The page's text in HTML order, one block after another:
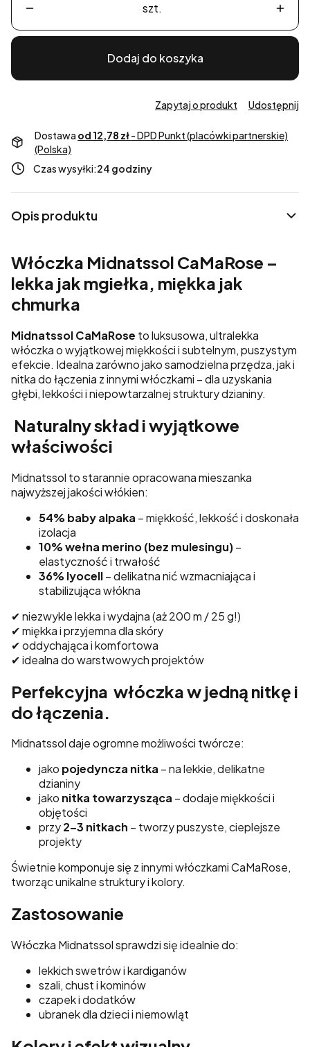
szt.
Dodaj do koszyka
Zapytaj o produkt Udostępnij
Dostawa od 12,78 zł- DPD Punkt (placówki partnerskie)
(Polska)
Czas wysyłki:24 godziny
Opis produktu
Włóczka Midnatssol CaMaRose –
lekka jak mgiełka, miękka jak
chmurka
Midnatssol CaMaRose to luksusowa, ultralekka
włóczka o wyjątkowej miękkości i subtelnym, puszystym
efekcie. Idealna zarówno jako samodzielna przędza, jak i
nitka do łączenia z innymi włóczkami – dla uzyskania
głębi, lekkości i niepowtarzalnej struktury dzianiny.
Naturalny skład i wyjątkowe
właściwości
Midnatssol to starannie opracowana mieszanka
najwyższej jakości włókien:
54% baby alpaka – miękkość, lekkość i doskonała
izolacja
10% wełna merino (bez mulesingu)–
elastyczność i trwałość
36% lyocell– delikatna nić wzmacniająca i
stabilizująca włókna
✔ niezwykle lekka i wydajna (aż 200 m / 25 g!)
✔ miękka i przyjemna dla skóry
✔ oddychająca i komfortowa
✔ idealna do warstwowych projektów
Perfekcyjna włóczka w jedną nitkę i
do łączenia.
Midnatssol daje ogromne możliwości twórcze:
jako pojedyncza nitka – na lekkie, delikatne
dzianiny
jako nitka towarzysząca – dodaje miękkości i
objętości
przy2–3 nitkach – tworzy puszyste, cieplejsze
projekty
Świetnie komponuje się z innymi włóczkami CaMaRose,
tworząc unikalne struktury i kolory.
Zastosowanie
Włóczka Midnatssol sprawdzi się idealnie do:
lekkich swetrów i kardiganów
szali, chust i kominów
czapek i dodatków
ubranek dla dzieci i niemowląt